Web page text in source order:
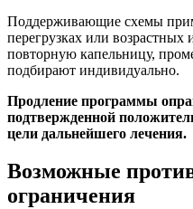
Поддерживающие схемы
перегрузках или
повторную капельницу,
подбирают индивидуально.
Продление программы
подтвержденной
цели дальнейшего лечения.
Возможные
ограничения